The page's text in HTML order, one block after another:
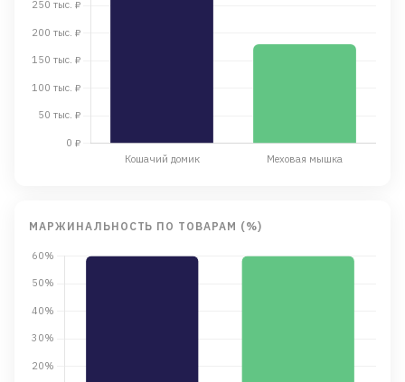
МАРЖИНАЛЬНОСТЬ ПО ТОВАРАМ (%)